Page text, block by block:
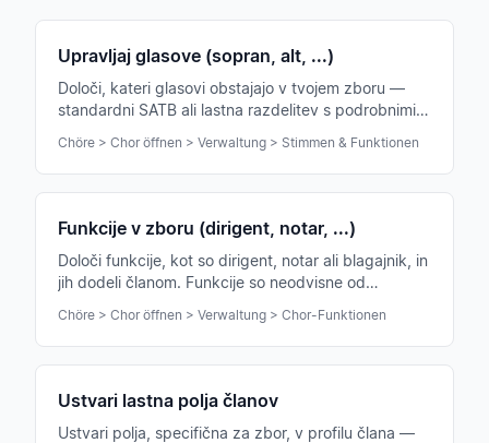
Upravljaj glasove (sopran, alt, ...)
Določi, kateri glasovi obstajajo v tvojem zboru —
standardni SATB ali lastna razdelitev s podrobnimi
Chöre > Chor öffnen > Verwaltung > Stimmen & Funktionen
Funkcije v zboru (dirigent, notar, ...)
Določi funkcije, kot so dirigent, notar ali blagajnik, in
jih dodeli članom. Funkcije so neodvisne od
Chöre > Chor öffnen > Verwaltung > Chor-Funktionen
Ustvari lastna polja članov
Ustvari polja, specifična za zbor, v profilu člana —